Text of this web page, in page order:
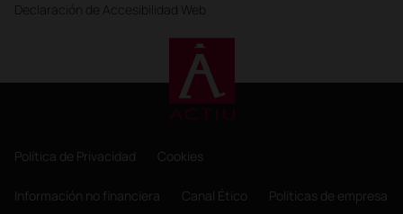
Declaración de Accesibilidad Web
Política de Privacidad Cookies
Información no financiera Canal Ético Políticas de empresa